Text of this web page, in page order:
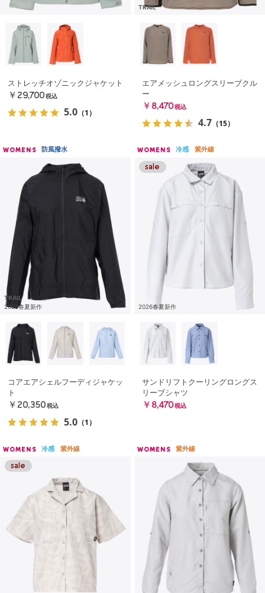
ストレッチオゾニックジャケット
￥29,700 税込
5.0 （1）
TRAIL
エアメッシュロングスリーブクル
ー
￥8,470 税込
4.7 （15）
WOMENS 防風撥水
TRAIL
2026春夏新作
コアエアシェルフーディジャケッ
ト
￥20,350 税込
5.0 （1）
WOMENS 冷感 紫外線
2026春夏新作
サンドリフトクーリングロングス
リーブシャツ
￥8,470 税込
WOMENS 冷感 紫外線 WOMENS 紫外線